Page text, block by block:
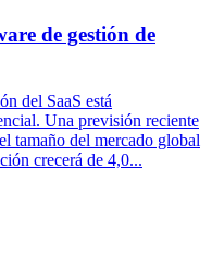
de gestión de
del SaaS está
Una previsión reciente
tamaño del mercado global
crecerá de 4,0...